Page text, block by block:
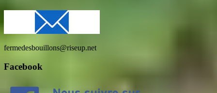
fermedesbouillons@riseup.net
Facebook